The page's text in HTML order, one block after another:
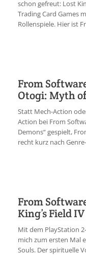
schon gefreut: Lost
Trading Card Games
Rollenspiele. Hier ist
From
Otogi: Myth
Statt Mech-Action
Action bei From
Demons“ gespielt,
recht kurz nach
From
King’s Field IV
Mit dem PlayStation
mich zum ersten Mal
Souls. Der spirituelle